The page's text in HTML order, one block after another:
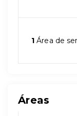
1 Área de
Áreas